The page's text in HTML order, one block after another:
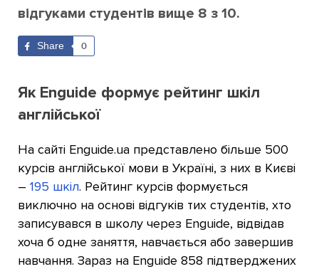
відгуками студентів вище 8 з 10.
Share 0
Як Enguide формує рейтинг шкіл
англійської
На сайті Enguide.ua представлено більше 500
курсів англійської мови в Україні, з них в Києві
– 195 шкіл. Рейтинг курсів формується
виключно на основі відгуків тих студентів, хто
записувався в школу через Enguide, відвідав
хоча б одне заняття, навчається або завершив
навчання. Зараз на Enguide 858 підтверджених